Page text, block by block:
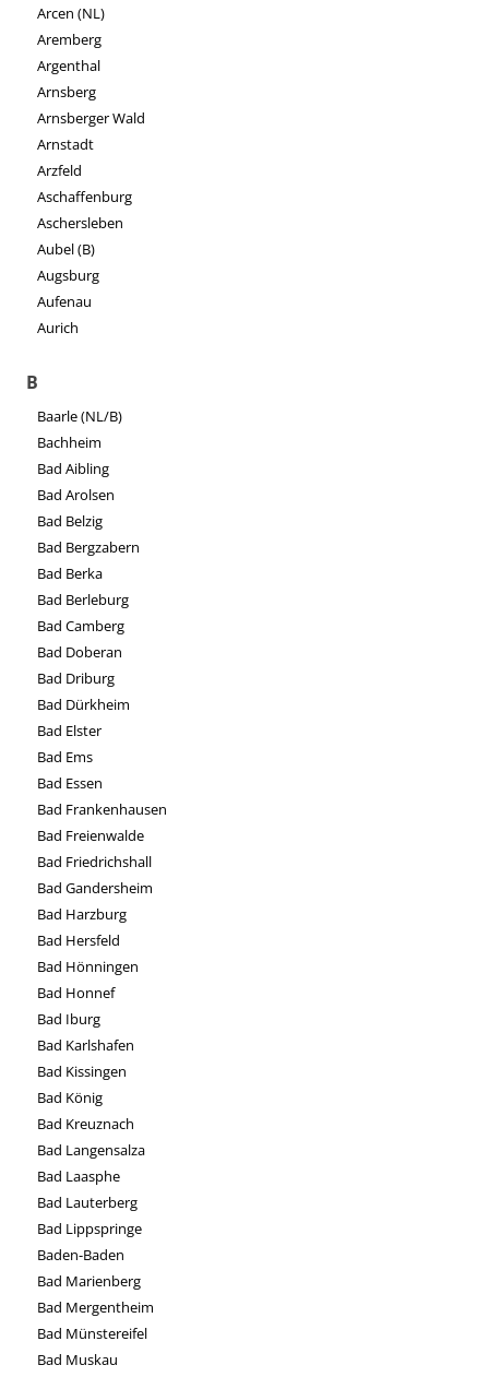
Arcen (NL)
Aremberg
Argenthal
Arnsberg
Arnsberger Wald
Arnstadt
Arzfeld
Aschaffenburg
Aschersleben
Aubel (B)
Augsburg
Aufenau
Aurich
B
Baarle (NL/B)
Bachheim
Bad Aibling
Bad Arolsen
Bad Belzig
Bad Bergzabern
Bad Berka
Bad Berleburg
Bad Camberg
Bad Doberan
Bad Driburg
Bad Dürkheim
Bad Elster
Bad Ems
Bad Essen
Bad Frankenhausen
Bad Freienwalde
Bad Friedrichshall
Bad Gandersheim
Bad Harzburg
Bad Hersfeld
Bad Hönningen
Bad Honnef
Bad Iburg
Bad Karlshafen
Bad Kissingen
Bad König
Bad Kreuznach
Bad Langensalza
Bad Laasphe
Bad Lauterberg
Bad Lippspringe
Baden-Baden
Bad Marienberg
Bad Mergentheim
Bad Münstereifel
Bad Muskau